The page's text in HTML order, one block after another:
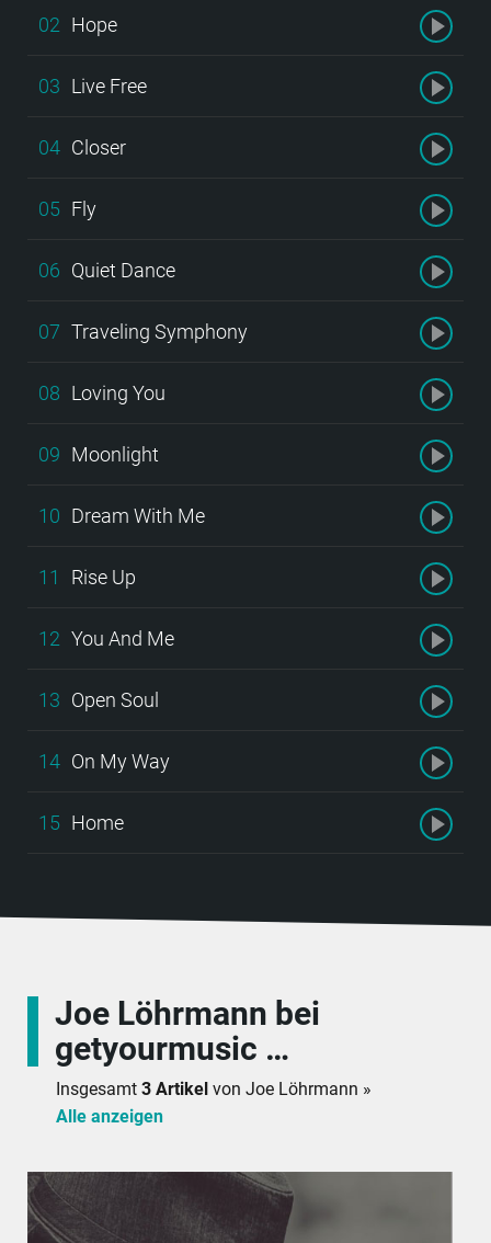
02 Hope
03 Live Free
04 Closer
05 Fly
06 Quiet Dance
07 Traveling Symphony
08 Loving You
09 Moonlight
10 Dream With Me
11 Rise Up
12 You And Me
13 Open Soul
14 On My Way
15 Home
Joe Löhrmann bei
getyourmusic …
Insgesamt 3 Artikel von Joe Löhrmann »
Alle anzeigen